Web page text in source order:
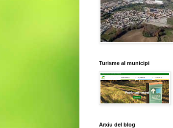
Turisme al municipi
Arxiu del blog